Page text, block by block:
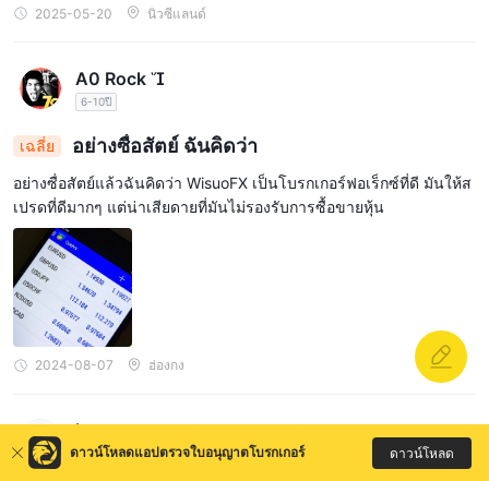
2025-05-20 นิวซีแลนด์
A0 Rock 
6-10ปี
เฉลี่ย อย่างซื่อสัตย์ ฉันคิดว่า
อย่างซื่อสัตย์แล้วฉันคิดว่า WisuoFX เป็นโบรกเกอร์ฟอเร็กซ์ที่ดี มันให้ส
เปรดที่ดีมากๆ แต่น่าเสียดายที่มันไม่รองรับการซื้อขายหุ้น
2024-08-07 ฮ่องกง
hussw
6-10ปี
ดาวน์โหลดแอปตรวจใบอนุญาตโบรกเกอร์ ดาวน์โหลด